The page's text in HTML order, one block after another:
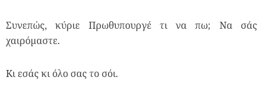
Συνεπώς, κύριε Πρωθυπουργέ τι να πω; Να σάς
χαιρόμαστε.
Κι εσάς κι όλο σας το σόι.